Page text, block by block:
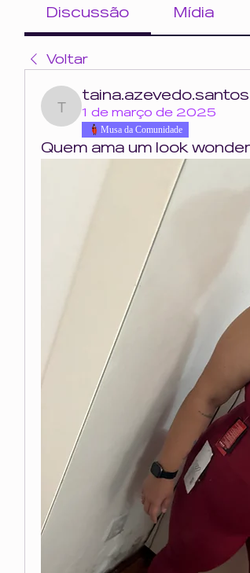
Discussão Mídia
Voltar
taina.azevedo.santos
taina.azevedo.santos
1 de março de 2025
Musa da Comunidade
Quem ama um look